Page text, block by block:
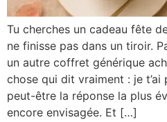
Tu cherches un cadeau fête
ne finisse pas dans un tiroir.
un autre coffret générique
chose qui dit vraiment : je t’ai
peut-être la réponse la plus
encore envisagée. Et […]